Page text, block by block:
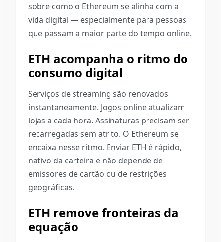
sobre como o Ethereum se alinha com a
vida digital — especialmente para pessoas
que passam a maior parte do tempo online.
ETH acompanha o ritmo do
consumo digital
Serviços de streaming são renovados
instantaneamente. Jogos online atualizam
lojas a cada hora. Assinaturas precisam ser
recarregadas sem atrito. O Ethereum se
encaixa nesse ritmo. Enviar ETH é rápido,
nativo da carteira e não depende de
emissores de cartão ou de restrições
geográficas.
ETH remove fronteiras da
equação